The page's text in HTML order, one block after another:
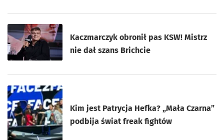
Kaczmarczyk obronił pas KSW! Mistrz
nie dał szans Brichcie
Kim jest Patrycja Hefka? „Mała Czarna”
podbija świat freak fightów